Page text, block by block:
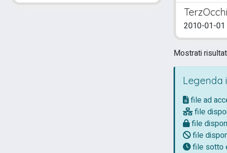
2010-01-01
Mostrati
Legenda
file ad
file
file
file
file sotto